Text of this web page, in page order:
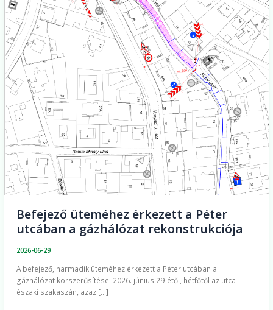
Befejező üteméhez érkezett a Péter
utcában a gázhálózat rekonstrukciója
2026-06-29
A befejező, harmadik üteméhez érkezett a Péter utcában a
gázhálózat korszerűsítése. 2026. június 29-étől, hétfőtől az utca
északi szakaszán, azaz […]
gázhálózat
rekonstrukciója